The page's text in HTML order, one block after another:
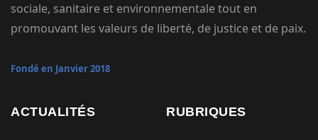
sociale, sanitaire et environnementale tout en
promouvant les valeurs de liberté, de justice et de paix.
Fondé en Janvier 2018
ACTUALITÉS RUBRIQUES